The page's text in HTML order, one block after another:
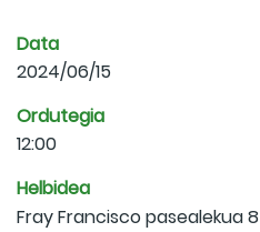
Data
2024/06/15
Ordutegia
12:00
Helbidea
Fray Francisco pasealekua 8